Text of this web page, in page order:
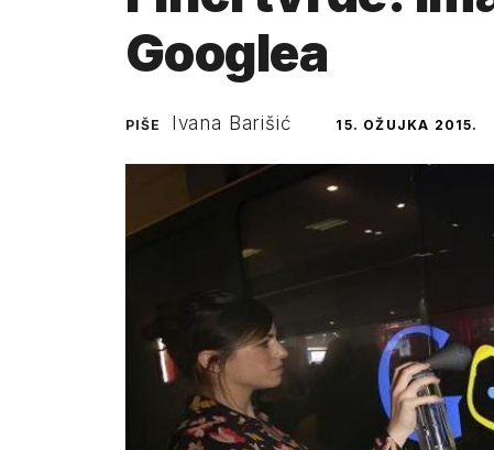
Googlea
PIŠE Ivana Barišić 15. OŽUJKA 2015.